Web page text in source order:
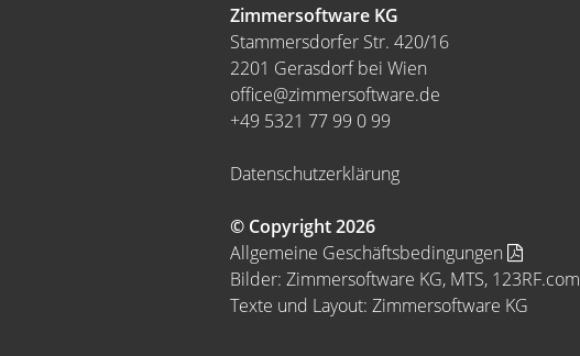
Zimmersoftware KG
Stammersdorfer Str. 420/16
2201 Gerasdorf bei Wien
office@zimmersoftware.de
+49 5321 77 99 0 99
Datenschutzerklärung
© Copyright 2026
Allgemeine Geschäftsbedingungen
Bilder: Zimmersoftware KG, MTS, 123RF.com
Texte und Layout: Zimmersoftware KG